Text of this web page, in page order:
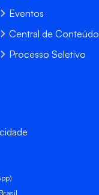
Eventos
Central de Conteúdo
Processo Seletivo